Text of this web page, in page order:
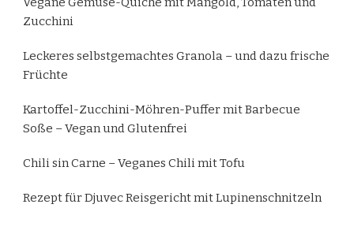
Zucchini
Leckeres selbstgemachtes Granola – und dazu frische
Früchte
Kartoffel-Zucchini-Möhren-Puffer mit Barbecue
Soße – Vegan und Glutenfrei
Chili sin Carne – Veganes Chili mit Tofu
Rezept für Djuvec Reisgericht mit Lupinenschnitzeln